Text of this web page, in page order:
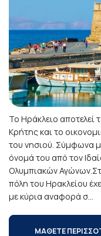
Το Ηράκλειο αποτελεί
Κρήτης και το
του νησιού. Σύμφωνα
όνομά του από τον
Ολυμπιακών
πόλη του Ηρακλείου
με κύρια αναφορά σ...
ΜΑΘΕΤΕ